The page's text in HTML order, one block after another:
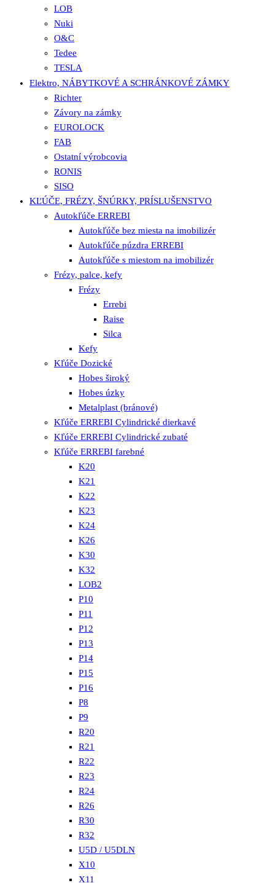
LOB
Nuki
O&C
Tedee
TESLA
Elektro, NÁBYTKOVÉ A SCHRÁNKOVÉ ZÁMKY
Richter
Závory na zámky
EUROLOCK
FAB
Ostatní výrobcovia
RONIS
SISO
KĽÚČE, FRÉZY, ŠNÚRKY, PRÍSLUŠENSTVO
Autokľúče ERREBI
Autokľúče bez miesta na imobilizér
Autokľúče púzdra ERREBI
Autokľúče s miestom na imobilizér
Frézy, palce, kefy
Frézy
Errebi
Raise
Silca
Kefy
Kľúče Dozické
Hobes široký
Hobes úzky
Metalplast (bránové)
Kľúče ERREBI Cylindrické dierkavé
Kľúče ERREBI Cylindrické zubaté
Kľúče ERREBI farebné
K20
K21
K22
K23
K24
K26
K30
K32
LOB2
P10
P11
P12
P13
P14
P15
P16
P8
P9
R20
R21
R22
R23
R24
R26
R30
R32
U5D / U5DLN
X10
X11